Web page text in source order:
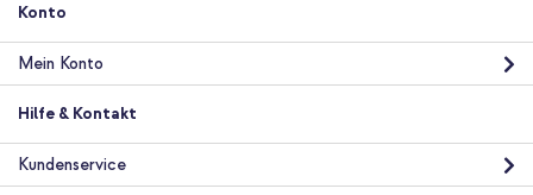
Konto
Mein Konto
Hilfe & Kontakt
Kundenservice